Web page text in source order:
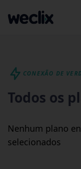
CONEXÃO DE
Todos os
Nenhum plano
selecionados